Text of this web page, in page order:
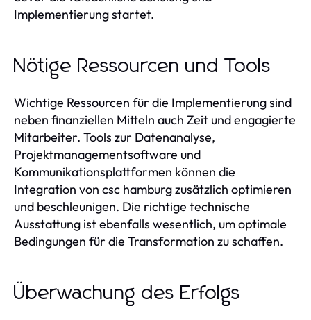
Implementierung startet.
Nötige Ressourcen und Tools
Wichtige Ressourcen für die Implementierung sind
neben finanziellen Mitteln auch Zeit und engagierte
Mitarbeiter. Tools zur Datenanalyse,
Projektmanagementsoftware und
Kommunikationsplattformen können die
Integration von csc hamburg zusätzlich optimieren
und beschleunigen. Die richtige technische
Ausstattung ist ebenfalls wesentlich, um optimale
Bedingungen für die Transformation zu schaffen.
Überwachung des Erfolgs